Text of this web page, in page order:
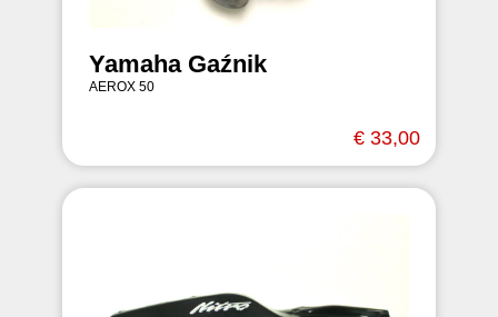
Yamaha Gaźnik
AEROX 50
€ 33,00